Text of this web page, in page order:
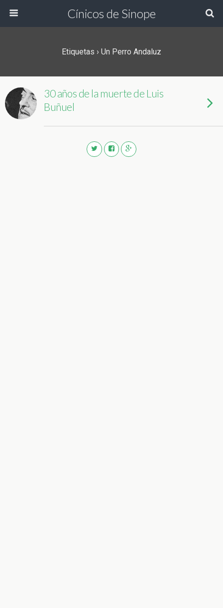
Cínicos de Sinope
Etiquetas › Un Perro Andaluz
30 años de la muerte de Luis
Buñuel